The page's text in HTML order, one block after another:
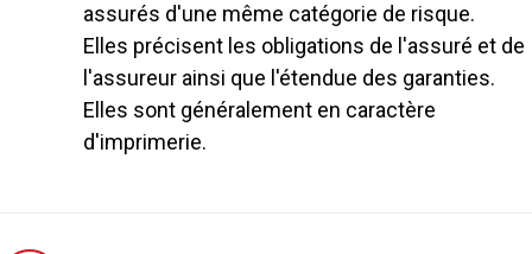
assurés d'une même catégorie de risque.
Elles précisent les obligations de l'assuré et de
l'assureur ainsi que l'étendue des garanties.
Elles sont généralement en caractère
d'imprimerie.